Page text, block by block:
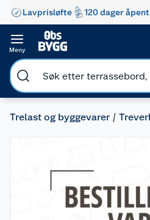
Lavprisløfte 120 dager
Meny
Trelast og byggevarer